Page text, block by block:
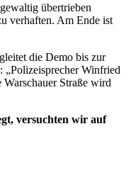
übertrieben
verhaften. Am Ende ist
die Demo bis zur
„Polizeisprecher Winfried
Straße wird
versuchten wir auf